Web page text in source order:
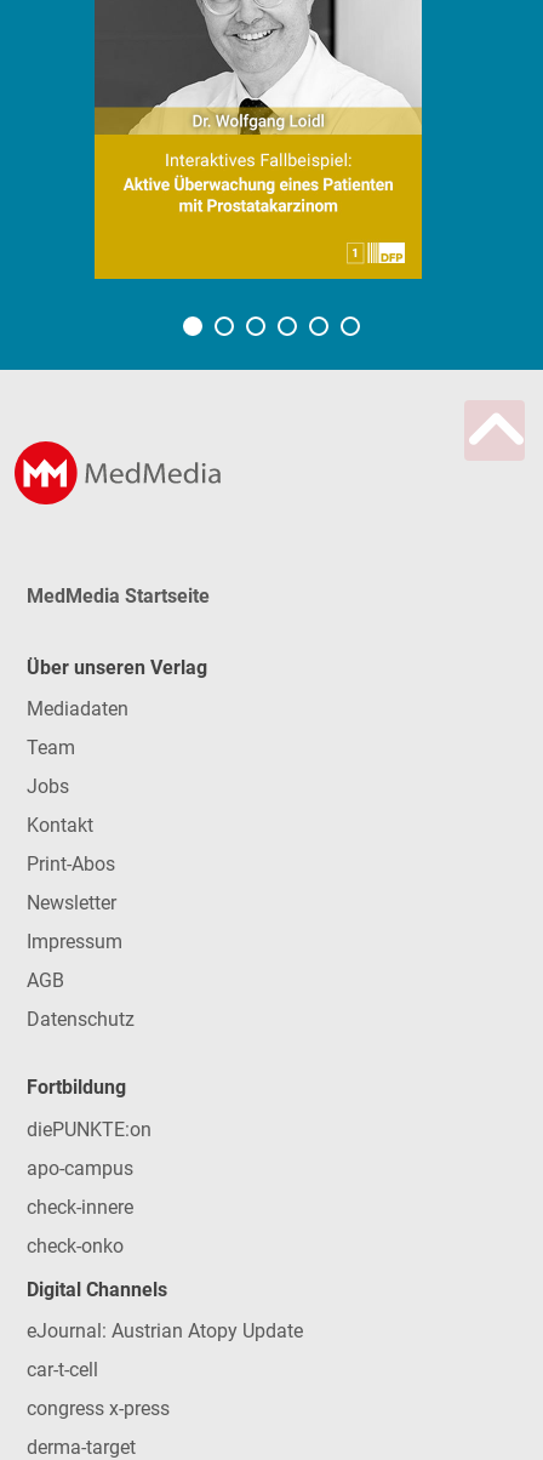
MedMedia Startseite
Über unseren Verlag
Mediadaten
Team
Jobs
Kontakt
Print-Abos
Newsletter
Impressum
AGB
Datenschutz
Fortbildung
diePUNKTE:on
apo-campus
check-innere
check-onko
Digital Channels
eJournal: Austrian Atopy Update
car-t-cell
congress x-press
derma-target